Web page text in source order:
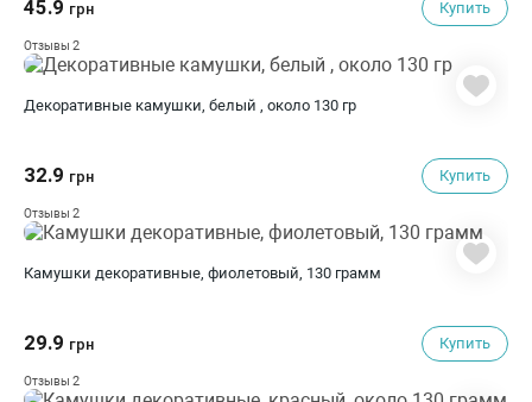
45.9 грн Купить
Отзывы 2
Декоративные камушки, белый , около 130 гр
32.9 грн Купить
Отзывы 2
Камушки декоративные, фиолетовый, 130 грамм
29.9 грн Купить
Отзывы 2